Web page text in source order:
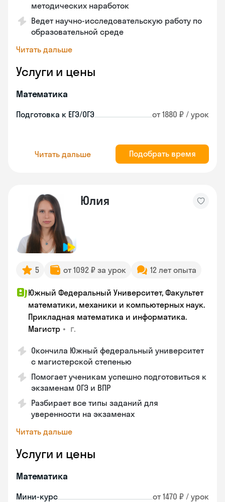
методических наработок
Ведет научно-исследовательскую работу по
образовательной среде
Читать дальше
Услуги и цены
Математика
Подготовка к ЕГЭ/ОГЭ от 1880 ₽ / урок
Читать дальше Подобрать время
Юлия
5 от 1092 ₽ за урок 12 лет опыта
Южный Федеральный Университет, Факультет
математики, механики и компьютерных наук.
Прикладная математика и информатика.
Магистр • г.
Окончила Южный федеральный университет
с магистерской степенью
Помогает ученикам успешно подготовиться к
экзаменам ОГЭ и ВПР
Разбирает все типы заданий для
уверенности на экзаменах
Читать дальше
Услуги и цены
Математика
Мини-курс от 1470 ₽ / урок